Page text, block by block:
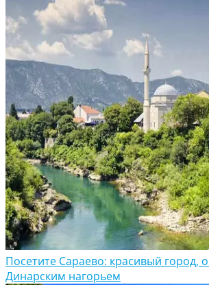
Посетите Сараево: красивый город,
Динарским нагорьем